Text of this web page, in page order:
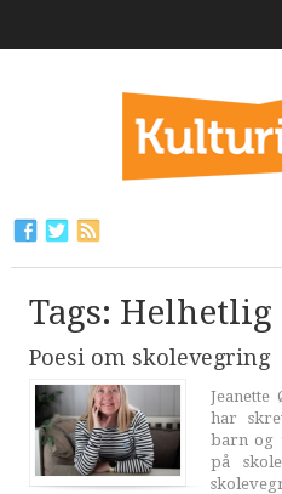
Tags: Helhetlig
Poesi om skolevegring
har
barn og
på